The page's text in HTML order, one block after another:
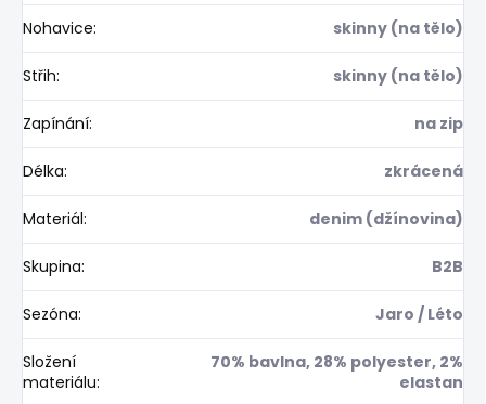
Nohavice: skinny (na tělo)
Střih: skinny (na tělo)
Zapínání: na zip
Délka: zkrácená
Materiál: denim (džínovina)
Skupina: B2B
Sezóna: Jaro / Léto
Složení
materiálu:
70% bavlna, 28% polyester, 2%
elastan